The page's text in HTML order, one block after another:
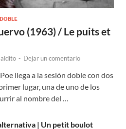
(1963) / Le puits et
- Dejar un comentario
llega a la sesión doble con dos
lugar, una de uno de los
al nombre del …
| Un petit boulot